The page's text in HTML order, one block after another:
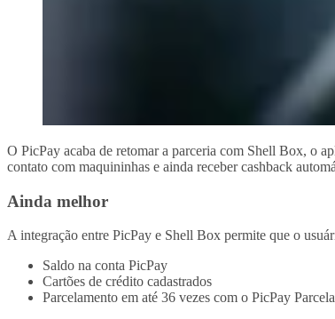
O PicPay acaba de retomar a parceria com Shell Box, o
contato com maquininhas e ainda receber cashback
Ainda melhor
A integração entre PicPay e Shell Box permite que o
Saldo na conta PicPay
Cartões de crédito cadastrados
Parcelamento em até 36 vezes com o PicPay Parcela